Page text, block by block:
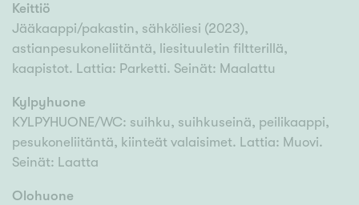
Keittiö
Jääkaappi/pakastin, sähköliesi (2023),
astianpesukoneliitäntä, liesituuletin filtterillä,
kaapistot. Lattia: Parketti. Seinät: Maalattu
Kylpyhuone
KYLPYHUONE/WC: suihku, suihkuseinä, peilikaappi,
pesukoneliitäntä, kiinteät valaisimet. Lattia: Muovi.
Seinät: Laatta
Olohuone